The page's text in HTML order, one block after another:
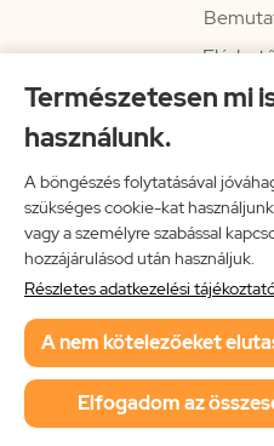
Természetesen mi
használunk.
A böngészés folytatásával
szükséges cookie-kat
vagy a személyre szabással
hozzájárulásod után használjuk.
Részletes adatkezelési
A nem kötelezőeket
Elfogadom az
Vissza
Neon Music